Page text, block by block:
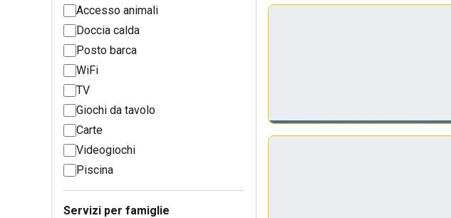
Accesso animali
Doccia calda
Posto barca
WiFi
TV
Giochi da tavolo
Carte
Videogiochi
Piscina
Servizi per famiglie